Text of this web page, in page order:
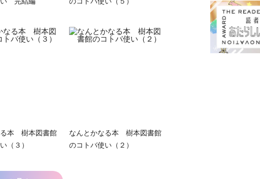
本 樹本図書館
（３）
なんとかなる本 樹本図書館
のコトバ使い（２）